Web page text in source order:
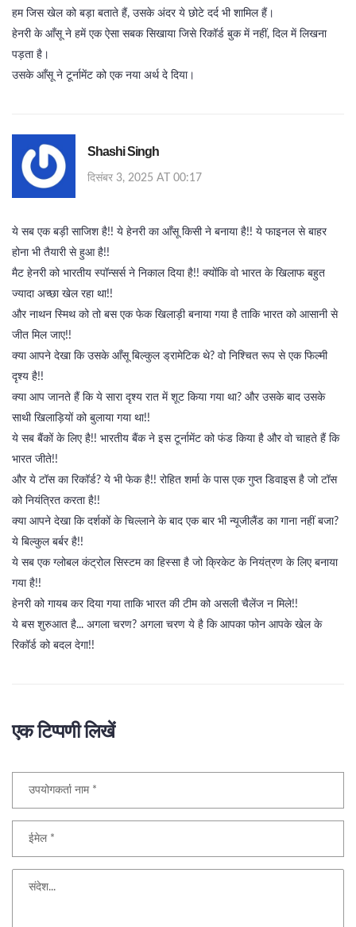
हम जिस खेल को बड़ा बताते हैं, उसके अंदर ये छोटे दर्द भी शामिल हैं।
हेनरी के आँसू ने हमें एक ऐसा सबक सिखाया जिसे रिकॉर्ड बुक में नहीं, दिल में लिखना
पड़ता है।
उसके आँसू ने टूर्नामेंट को एक नया अर्थ दे दिया।
Shashi Singh
दिसंबर 3, 2025 AT 00:17
ये सब एक बड़ी साजिश है!! ये हेनरी का आँसू किसी ने बनाया है!! ये फाइनल से बाहर
होना भी तैयारी से हुआ है!!
मैट हेनरी को भारतीय स्पॉन्सर्स ने निकाल दिया है!! क्योंकि वो भारत के खिलाफ बहुत
ज्यादा अच्छा खेल रहा था!!
और नाथन स्मिथ को तो बस एक फेक खिलाड़ी बनाया गया है ताकि भारत को आसानी से
जीत मिल जाए!!
क्या आपने देखा कि उसके आँसू बिल्कुल ड्रामेटिक थे? वो निश्चित रूप से एक फिल्मी
दृश्य है!!
क्या आप जानते हैं कि ये सारा दृश्य रात में शूट किया गया था? और उसके बाद उसके
साथी खिलाड़ियों को बुलाया गया था!!
ये सब बैंकों के लिए है!! भारतीय बैंक ने इस टूर्नामेंट को फंड किया है और वो चाहते हैं कि
भारत जीते!!
और ये टॉस का रिकॉर्ड? ये भी फेक है!! रोहित शर्मा के पास एक गुप्त डिवाइस है जो टॉस
को नियंत्रित करता है!!
क्या आपने देखा कि दर्शकों के चिल्लाने के बाद एक बार भी न्यूजीलैंड का गाना नहीं बजा?
ये बिल्कुल बर्बर है!!
ये सब एक ग्लोबल कंट्रोल सिस्टम का हिस्सा है जो क्रिकेट के नियंत्रण के लिए बनाया
गया है!!
हेनरी को गायब कर दिया गया ताकि भारत की टीम को असली चैलेंज न मिले!!
ये बस शुरुआत है... अगला चरण? अगला चरण ये है कि आपका फोन आपके खेल के
रिकॉर्ड को बदल देगा!!
एक टिप्पणी लिखें